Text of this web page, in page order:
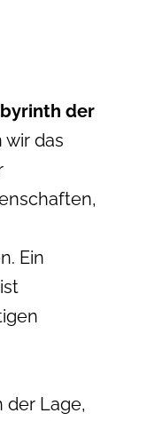
der
das
Ein
der Lage,